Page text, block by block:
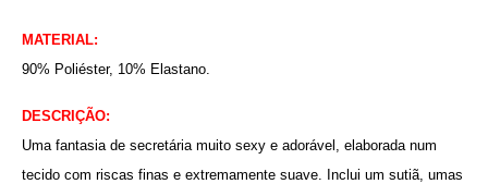
MATERIAL:
90% Poliéster, 10% Elastano.
DESCRIÇÃO:
Uma fantasia de secretária muito sexy e adorável, elaborada num
tecido com riscas finas e extremamente suave. Inclui um sutiã, umas